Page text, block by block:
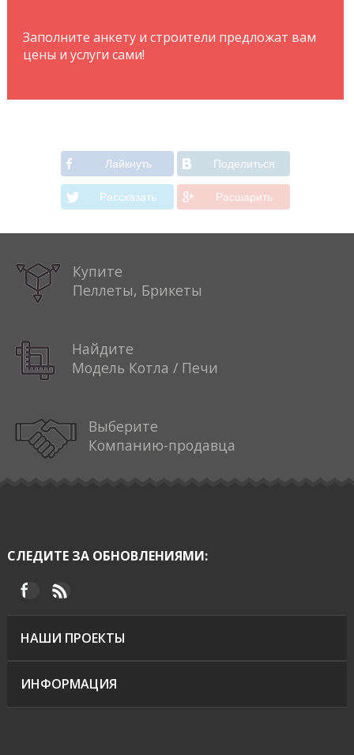
Заполните анкету и строители предложат вам
цены и услуги сами!
Лайкнуть Поделиться
Рассказать Расшарить
Купите
Пеллеты, Брикеты
Найдите
Модель Котла / Печи
Выберите
Компанию-продавца
СЛЕДИТЕ ЗА ОБНОВЛЕНИЯМИ:
НАШИ ПРОЕКТЫ
ИНФОРМАЦИЯ